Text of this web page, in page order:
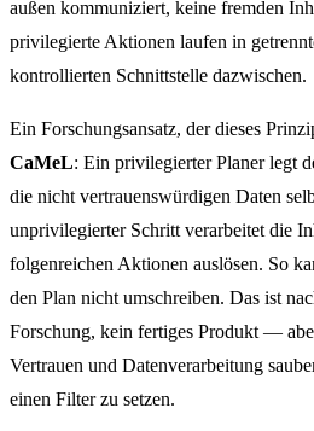
außen kommuniziert, keine fremden
privilegierte Aktionen laufen in
kontrollierten Schnittstelle dazwischen.
Ein Forschungsansatz, der dieses
CaMeL: Ein privilegierter Planer legt
die nicht vertrauenswürdigen Daten
unprivilegierter Schritt verarbeitet die
folgenreichen Aktionen auslösen. So
den Plan nicht umschreiben. Das ist
Forschung, kein fertiges Produkt —
Vertrauen und Datenverarbeitung
einen Filter zu setzen.